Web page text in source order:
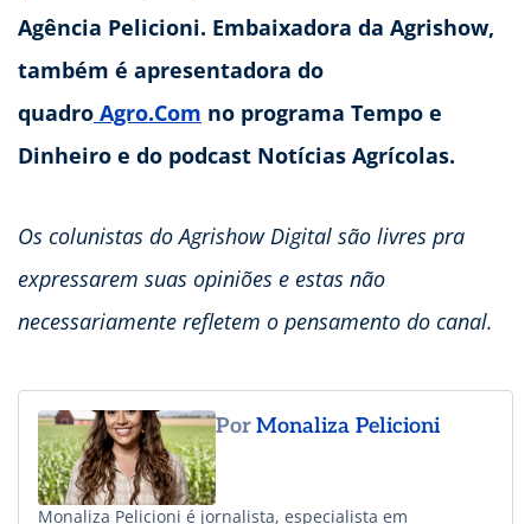
Agência Pelicioni. Embaixadora da Agrishow,
também é apresentadora do
quadro Agro.Com no programa Tempo e
Dinheiro e do podcast Notícias Agrícolas.
Os colunistas do Agrishow Digital são livres pra
expressarem suas opiniões e estas não
necessariamente refletem o pensamento do canal.
PorMonaliza Pelicioni
Monaliza Pelicioni é jornalista, especialista em